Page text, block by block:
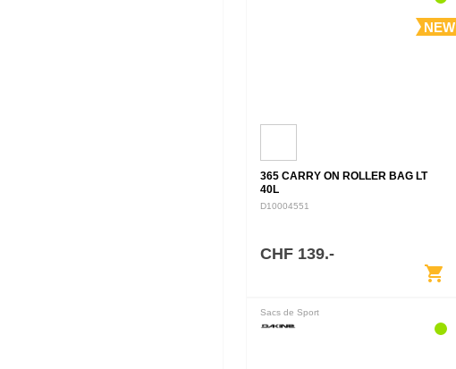
NEW
365 CARRY ON ROLLER BAG LT
40L
D10004551
CHF 139.-
shopping_cart
Sacs de Sport